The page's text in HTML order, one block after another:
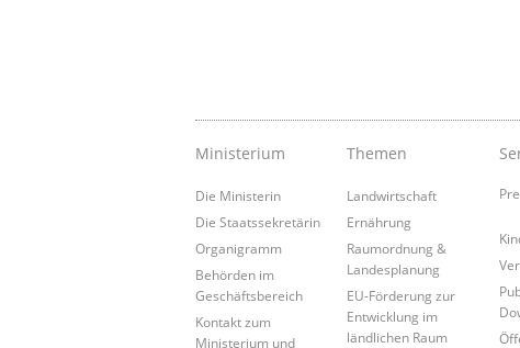
Ministerium
Die Ministerin
Die Staatssekretärin
Organigramm
Behörden im
Geschäftsbereich
Kontakt zum
Ministerium und
Themen
Landwirtschaft
Ernährung
Raumordnung &
Landesplanung
EU-Förderung zur
Entwicklung im
ländlichen Raum